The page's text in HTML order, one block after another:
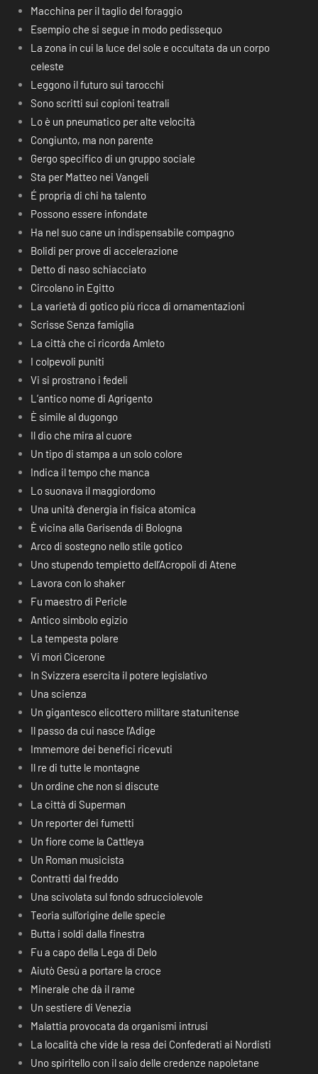
Macchina per il taglio del foraggio
Esempio che si segue in modo pedissequo
La zona in cui la luce del sole e occultata da un corpo
celeste
Leggono il futuro sui tarocchi
Sono scritti sui copioni teatrali
Lo è un pneumatico per alte velocità
Congiunto, ma non parente
Gergo specifico di un gruppo sociale
Sta per Matteo nei Vangeli
É propria di chi ha talento
Possono essere infondate
Ha nel suo cane un indispensabile compagno
Bolidi per prove di accelerazione
Detto di naso schiacciato
Circolano in Egitto
La varietà di gotico più ricca di ornamentazioni
Scrisse Senza famiglia
La città che ci ricorda Amleto
I colpevoli puniti
Vi si prostrano i fedeli
L’antico nome di Agrigento
È simile al dugongo
Il dio che mira al cuore
Un tipo di stampa a un solo colore
Indica il tempo che manca
Lo suonava il maggiordomo
Una unità d’energia in fisica atomica
È vicina alla Garisenda di Bologna
Arco di sostegno nello stile gotico
Uno stupendo tempietto dell’Acropoli di Atene
Lavora con lo shaker
Fu maestro di Pericle
Antico simbolo egizio
La tempesta polare
Vi morì Cicerone
In Svizzera esercita il potere legislativo
Una scienza
Un gigantesco elicottero militare statunitense
Il passo da cui nasce l’Adige
Immemore dei benefici ricevuti
Il re di tutte le montagne
Un ordine che non si discute
La città di Superman
Un reporter dei fumetti
Un fiore come la Cattleya
Un Roman musicista
Contratti dal freddo
Una scivolata sul fondo sdrucciolevole
Teoria sull’origine delle specie
Butta i soldi dalla finestra
Fu a capo della Lega di Delo
Aiutò Gesù a portare la croce
Minerale che dà il rame
Un sestiere di Venezia
Malattia provocata da organismi intrusi
La località che vide la resa dei Confederati ai Nordisti
Uno spiritello con il saio delle credenze napoletane